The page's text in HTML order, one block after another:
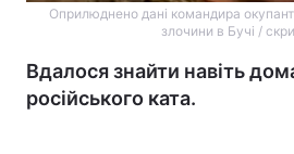
Оприлюднено дані командира
злочини в Бучі /
Вдалося знайти навіть
російського ката.